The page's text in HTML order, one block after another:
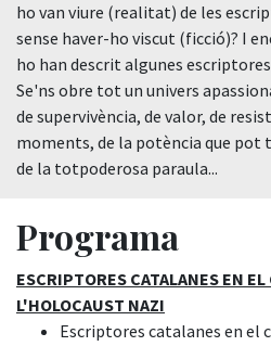
ho van viure (realitat) de les
sense haver-ho viscut (ficció)? I
ho han descrit algunes
Se'ns obre tot un univers
de supervivència, de valor, de
moments, de la potència que pot
de la totpoderosa paraula...
Programa
ESCRIPTORES CATALANES EN
L'HOLOCAUST NAZI
Escriptores catalanes en el